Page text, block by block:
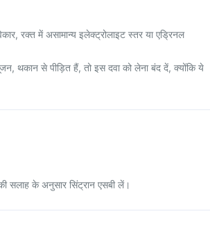
रक्त में असामान्य इलेक्ट्रोलाइट स्तर या एड्रिनल
से पीड़ित हैं, तो इस दवा को लेना बंद दें, क्योंकि ये
सलाह के अनुसार सिंट्रान एसबी लें।